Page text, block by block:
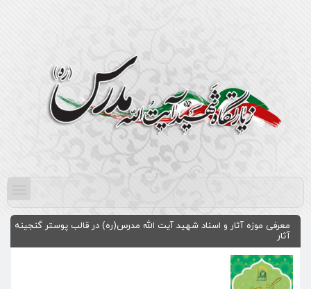
معرفی موزه آثار و اسناد شهید آیت الله مدرس(ره) در قالب پوستر گنجینه
آثار